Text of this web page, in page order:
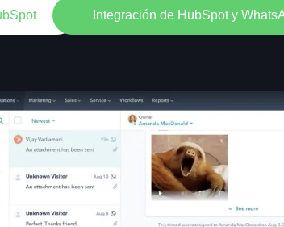
Integración de HubSpot y